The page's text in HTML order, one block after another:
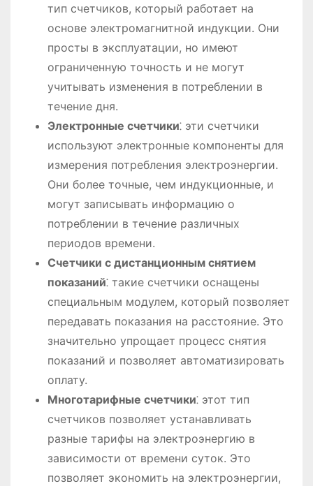
тип счетчиков, который работает на
основе электромагнитной индукции. Они
просты в эксплуатации, но имеют
ограниченную точность и не могут
учитывать изменения в потреблении в
течение дня.
Электронные счетчики⁚ эти счетчики
используют электронные компоненты для
измерения потребления электроэнергии.
Они более точные, чем индукционные, и
могут записывать информацию о
потреблении в течение различных
периодов времени.
Счетчики с дистанционным снятием
показаний⁚ такие счетчики оснащены
специальным модулем, который позволяет
передавать показания на расстояние. Это
значительно упрощает процесс снятия
показаний и позволяет автоматизировать
оплату.
Многотарифные счетчики⁚ этот тип
счетчиков позволяет устанавливать
разные тарифы на электроэнергию в
зависимости от времени суток. Это
позволяет экономить на электроэнергии,